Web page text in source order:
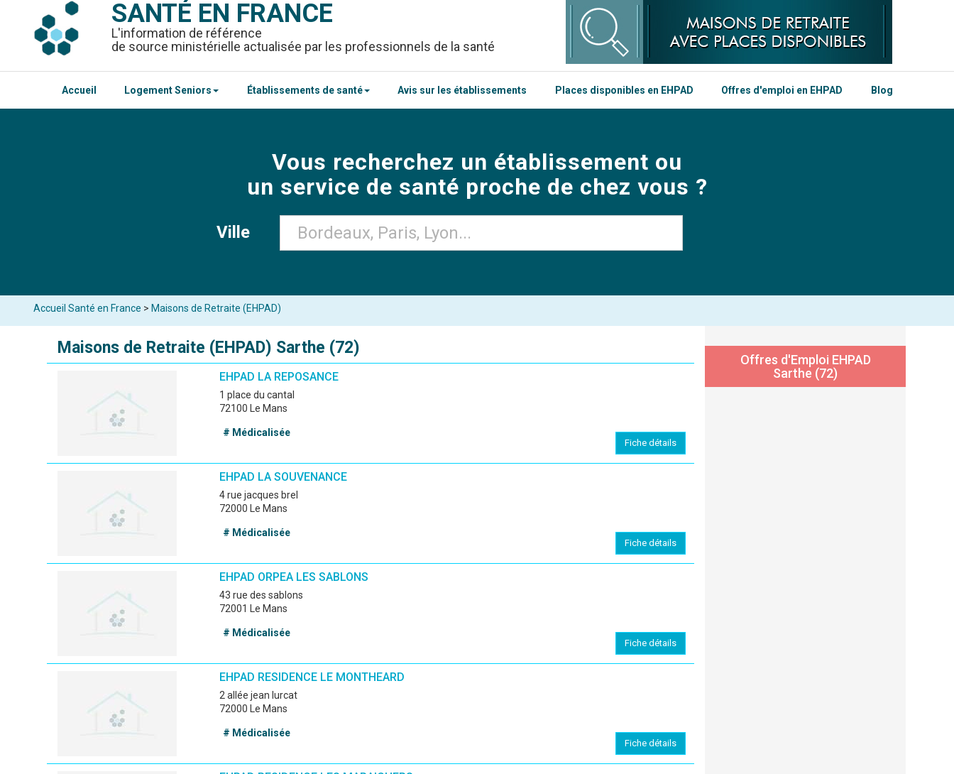
SANTÉ EN FRANCE
L'information de référence
de source ministérielle actualisée par les professionnels de la santé
Accueil Logement Seniors Établissements de santé Avis sur les établissements Places disponibles en EHPAD Offres d'emploi en EHPAD Blog
Vous recherchez un établissement ou
un service de santé proche de chez vous ?
Ville
Accueil Santé en France > Maisons de Retraite (EHPAD)
Maisons de Retraite (EHPAD) Sarthe (72)
EHPAD LA REPOSANCE
1 place du cantal
72100 Le Mans
# Médicalisée
Fiche détails
EHPAD LA SOUVENANCE
4 rue jacques brel
72000 Le Mans
# Médicalisée
Fiche détails
EHPAD ORPEA LES SABLONS
43 rue des sablons
72001 Le Mans
# Médicalisée
Fiche détails
EHPAD RESIDENCE LE MONTHEARD
2 allée jean lurcat
72000 Le Mans
# Médicalisée
Fiche détails
Offres d'Emploi EHPAD
Sarthe (72)